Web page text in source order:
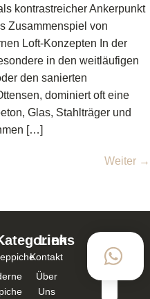
kontrastreicher Ankerpunkt
Zusammenspiel von
Loft-Konzepten In der
in den weitläufigen
den sanierten
dominiert oft eine
Glas, Stahlträger und
[…]
Weiter →
Links
Kontakt
Über
Uns
Zahlung
mit